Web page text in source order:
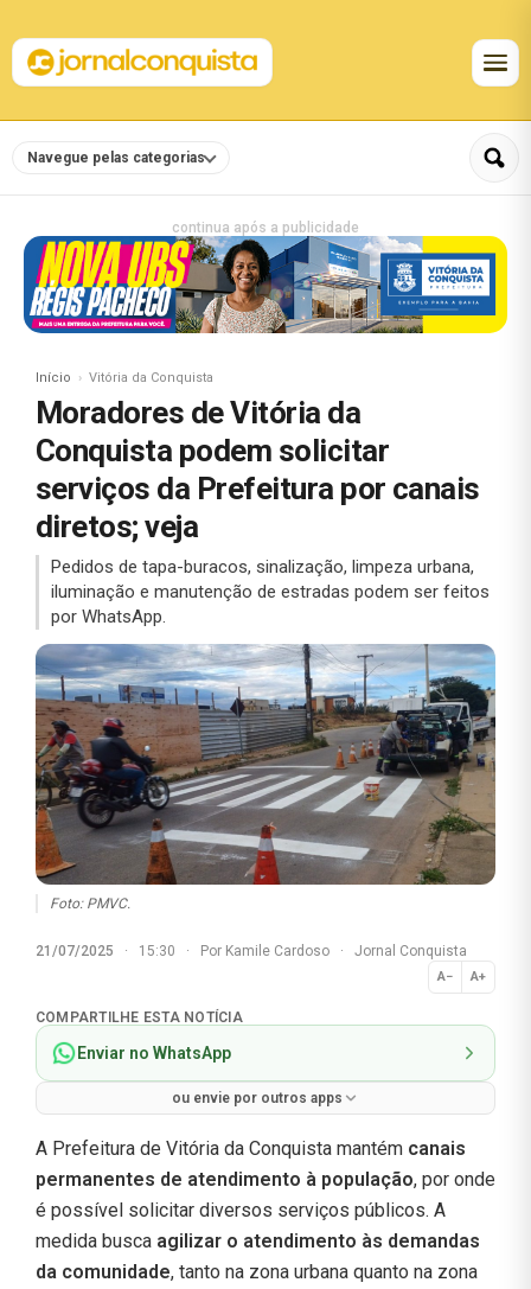
Navegue pelas categorias
continua após a publicidade
Início Vitória da Conquista
Moradores de Vitória da
Conquista podem solicitar
serviços da Prefeitura por canais
diretos; veja
Pedidos de tapa-buracos, sinalização, limpeza urbana,
iluminação e manutenção de estradas podem ser feitos
por WhatsApp.
Foto: PMVC.
21/07/2025 · 15:30 · Por Kamile Cardoso · Jornal Conquista
A− A+
Normal
COMPARTILHE ESTA NOTÍCIA
Enviar no WhatsApp
ou envie por outros apps
A Prefeitura de Vitória da Conquista mantém canais
permanentes de atendimento à população, por onde
é possível solicitar diversos serviços públicos. A
medida busca agilizar o atendimento às demandas
da comunidade, tanto na zona urbana quanto na zona